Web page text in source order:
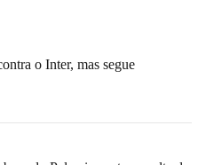
o Inter, mas segue